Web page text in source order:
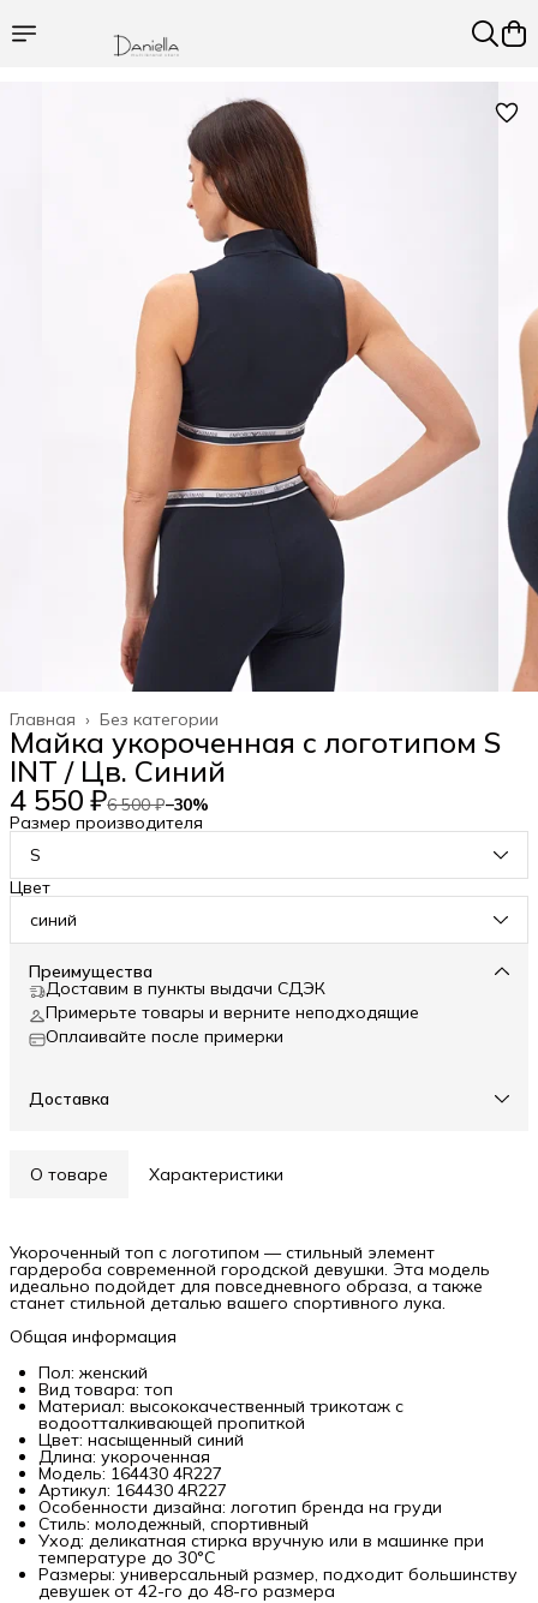
Без категории
Главная ›
Майка укороченная с логотипом S
INT / Цв. Синий
4 550 ₽6 500 ₽−30%
Размер производителя
S
Цвет
синий
Преимущества
Доставим в пункты выдачи СДЭК
Примерьте товары и верните неподходящие
Оплаивайте после примерки
Доставка
О товаре Характеристики
Укороченный топ с логотипом — стильный элемент
гардероба современной городской девушки. Эта модель
идеально подойдет для повседневного образа, а также
станет стильной деталью вашего спортивного лука.
Общая информация
Пол: женский
Вид товара: топ
Материал: высококачественный трикотаж с
водоотталкивающей пропиткой
Цвет: насыщенный синий
Длина: укороченная
Модель: 164430 4R227
Артикул: 164430 4R227
Особенности дизайна: логотип бренда на груди
Стиль: молодежный, спортивный
Уход: деликатная стирка вручную или в машинке при
температуре до 30°C
Размеры: универсальный размер, подходит большинству
девушек от 42-го до 48-го размера